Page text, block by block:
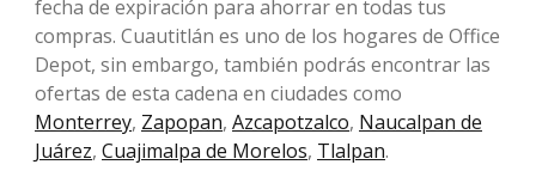
fecha de expiración para ahorrar en todas tus
compras. Cuautitlán es uno de los hogares de Office
Depot, sin embargo, también podrás encontrar las
ofertas de esta cadena en ciudades como
Monterrey, Zapopan, Azcapotzalco, Naucalpan de
Juárez, Cuajimalpa de Morelos, Tlalpan.